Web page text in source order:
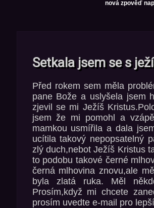
nová zpověď
Setkala jsem se s
Před rokem sem měla
pane Bože a uslyšela jsem
zjevil se mi Ježíš
jsem že mi pomohl a
mamkou usmířila a dala
ucítila takový nepopsatelný
zlý duch,nebot Ježíš Kristus
to podobu takové černé
černá mlhovina znovu,ale
byla zlatá ruka. Měl
Prosím,když mi chcete
prosím uvedte e-mail pro